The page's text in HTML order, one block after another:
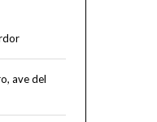
ave del